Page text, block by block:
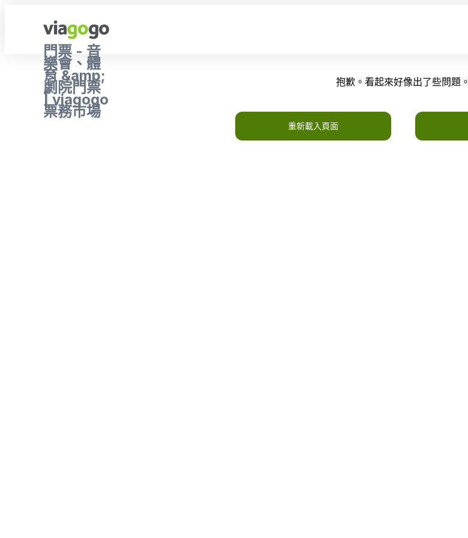
門票 - 音
樂會、體
育 &amp;
劇院門票
| viagogo
票務市場
抱歉。看起來好像出了些問題。
重新載入頁面